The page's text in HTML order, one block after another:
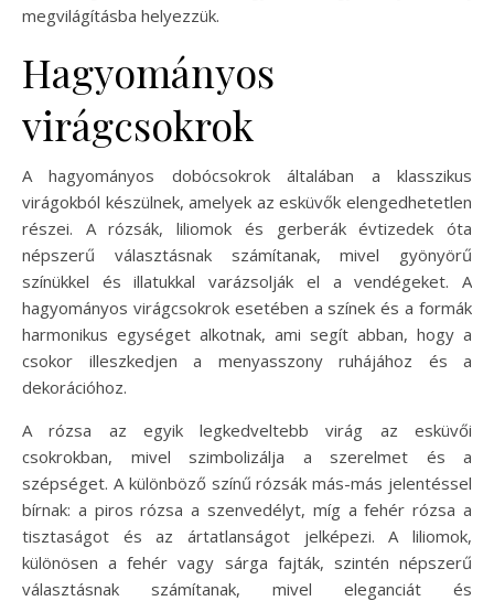
megvilágításba helyezzük.
Hagyományos
virágcsokrok
A hagyományos dobócsokrok általában a klasszikus
virágokból készülnek, amelyek az esküvők elengedhetetlen
részei. A rózsák, liliomok és gerberák évtizedek óta
népszerű választásnak számítanak, mivel gyönyörű
színükkel és illatukkal varázsolják el a vendégeket. A
hagyományos virágcsokrok esetében a színek és a formák
harmonikus egységet alkotnak, ami segít abban, hogy a
csokor illeszkedjen a menyasszony ruhájához és a
dekorációhoz.
A rózsa az egyik legkedveltebb virág az esküvői
csokrokban, mivel szimbolizálja a szerelmet és a
szépséget. A különböző színű rózsák más-más jelentéssel
bírnak: a piros rózsa a szenvedélyt, míg a fehér rózsa a
tisztaságot és az ártatlanságot jelképezi. A liliomok,
különösen a fehér vagy sárga fajták, szintén népszerű
választásnak számítanak, mivel eleganciát és